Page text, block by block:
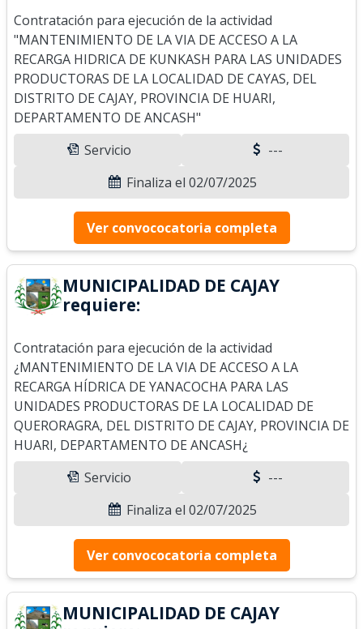
Contratación para ejecución de la actividad
"MANTENIMIENTO DE LA VIA DE ACCESO A LA
RECARGA HIDRICA DE KUNKASH PARA LAS UNIDADES
PRODUCTORAS DE LA LOCALIDAD DE CAYAS, DEL
DISTRITO DE CAJAY, PROVINCIA DE HUARI,
DEPARTAMENTO DE ANCASH"
Servicio
---
Finaliza el 02/07/2025
Ver convococatoria completa
MUNICIPALIDAD DE CAJAY
requiere:
Contratación para ejecución de la actividad
¿MANTENIMIENTO DE LA VIA DE ACCESO A LA
RECARGA HÍDRICA DE YANACOCHA PARA LAS
UNIDADES PRODUCTORAS DE LA LOCALIDAD DE
QUERORAGRA, DEL DISTRITO DE CAJAY, PROVINCIA DE
HUARI, DEPARTAMENTO DE ANCASH¿
Servicio
---
Finaliza el 02/07/2025
Ver convococatoria completa
MUNICIPALIDAD DE CAJAY